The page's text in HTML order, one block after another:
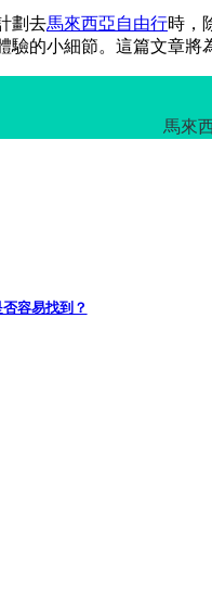
劃去馬來西亞自由行時，
驗的小細節。這篇文章
馬來
容易找到？